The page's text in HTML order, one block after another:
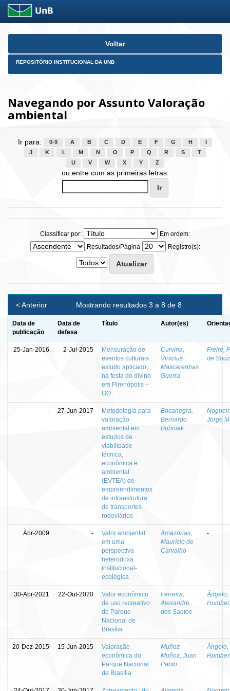
Skip
Voltar
REPOSITÓRIO INSTITUCIONAL DA UNB
Navegando por Assunto Valoração
ambiental
Ir para: 0-9 A B C D E F G H
J
K L M N O P Q R S
T
U
V W X Y Z
ou entre com as primeiras letras:
Classificar por:
Em ordem:
Resultados/Página
Registro(s):
Mostrando resultados 3 a 8 de 8
< Anterior
Data de
publicação
Data de
defesa
Título Autor(es)
25-Jan-2016 2-Jul-2015
Mensuração de
eventos culturais :
estudo aplicado
na festa do divino
em Pirenópolis –
GO
Curvina,
Vinicius
Mascarenhas
Guerra
Freire,
de
- 27-Jun-2017
Metodologia para
valoração
ambiental em
estudos de
viabilidade
técnica,
econômica e
ambiental
(EVTEA) de
empreendimentos
de infraestrutura
de transportes
rodoviários
Bocanegra,
Bernardo
Bubniak
Jorge
Abr-2009 -
Valor ambiental
em uma
perspectiva
heterodoxa
institucional-
ecológica
Amazonas,
Maurício de
Carvalho
-
30-Abr-2021 22-Out-2020
Valor econômico
de uso recreativo
do Parque
Nacional de
Brasília
Ferreira,
Alexandre
dos Santos
Ângelo,
20-Dez-2015 15-Jun-2015
Valoração
econômica do
Parque Nacional
de Brasília
Muñoz
Muñoz, Juan
Pablo
Ângelo,